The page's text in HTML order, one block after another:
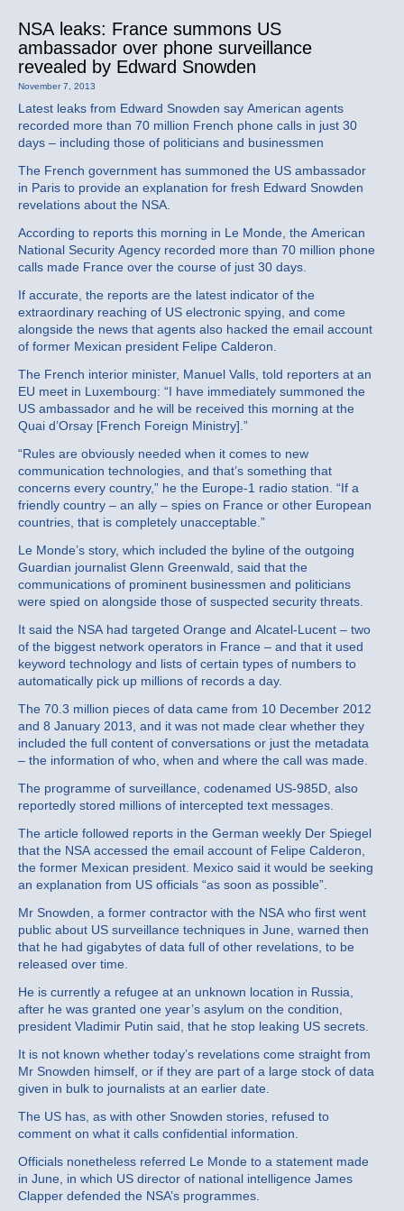
NSA leaks: France summons US
ambassador over phone surveillance
revealed by Edward Snowden
November 7, 2013
Latest leaks from Edward Snowden say American agents
recorded more than 70 million French phone calls in just 30
days – including those of politicians and businessmen
The French government has summoned the US ambassador
in Paris to provide an explanation for fresh Edward Snowden
revelations about the NSA.
According to reports this morning in Le Monde, the American
National Security Agency recorded more than 70 million phone
calls made France over the course of just 30 days.
If accurate, the reports are the latest indicator of the
extraordinary reaching of US electronic spying, and come
alongside the news that agents also hacked the email account
of former Mexican president Felipe Calderon.
The French interior minister, Manuel Valls, told reporters at an
EU meet in Luxembourg: “I have immediately summoned the
US ambassador and he will be received this morning at the
Quai d’Orsay [French Foreign Ministry].”
“Rules are obviously needed when it comes to new
communication technologies, and that’s something that
concerns every country,” he the Europe-1 radio station. “If a
friendly country – an ally – spies on France or other European
countries, that is completely unacceptable.”
Le Monde’s story, which included the byline of the outgoing
Guardian journalist Glenn Greenwald, said that the
communications of prominent businessmen and politicians
were spied on alongside those of suspected security threats.
It said the NSA had targeted Orange and Alcatel-Lucent – two
of the biggest network operators in France – and that it used
keyword technology and lists of certain types of numbers to
automatically pick up millions of records a day.
The 70.3 million pieces of data came from 10 December 2012
and 8 January 2013, and it was not made clear whether they
included the full content of conversations or just the metadata
– the information of who, when and where the call was made.
The programme of surveillance, codenamed US-985D, also
reportedly stored millions of intercepted text messages.
The article followed reports in the German weekly Der Spiegel
that the NSA accessed the email account of Felipe Calderon,
the former Mexican president. Mexico said it would be seeking
an explanation from US officials “as soon as possible”.
Mr Snowden, a former contractor with the NSA who first went
public about US surveillance techniques in June, warned then
that he had gigabytes of data full of other revelations, to be
released over time.
He is currently a refugee at an unknown location in Russia,
after he was granted one year’s asylum on the condition,
president Vladimir Putin said, that he stop leaking US secrets.
It is not known whether today’s revelations come straight from
Mr Snowden himself, or if they are part of a large stock of data
given in bulk to journalists at an earlier date.
The US has, as with other Snowden stories, refused to
comment on what it calls confidential information.
Officials nonetheless referred Le Monde to a statement made
in June, in which US director of national intelligence James
Clapper defended the NSA’s programmes.